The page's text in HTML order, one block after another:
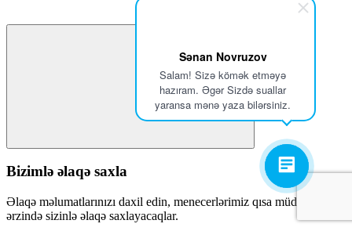
Sənan Novruzov
Salam! Sizə kömək etməyə
hazıram. Əgər Sizdə suallar
yaransa mənə yaza bilərsiniz.
Bizimlə əlaqə saxla
Əlaqə məlumatlarınızı daxil edin, menecerlərimiz qısa müddət
ərzində sizinlə əlaqə saxlayacaqlar.